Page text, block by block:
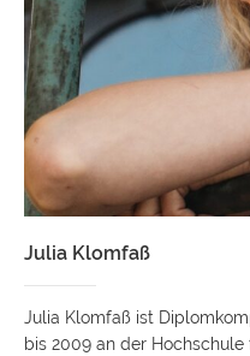
Julia Klomfaß
Julia Klomfaß ist
bis 2009 an der